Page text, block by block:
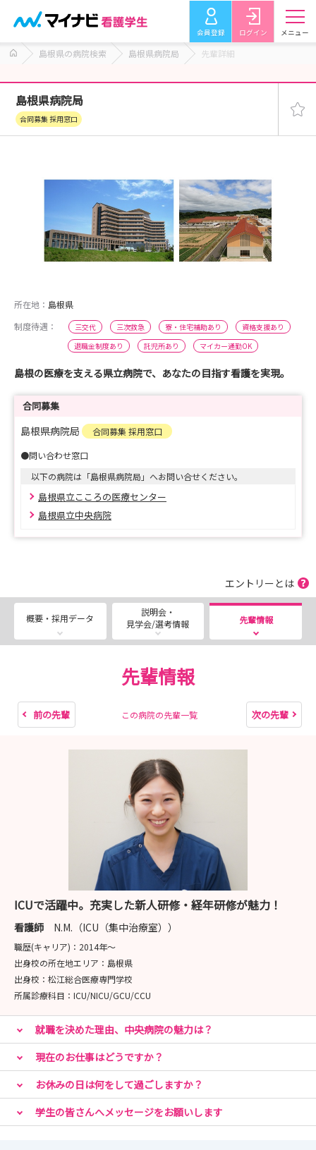
会員登録 ログイン メニュー
島根県の病院検索 島根県病院局 先輩詳細
島根県病院局
合同募集 採用窓口
所在地： 島根県
制度待遇：
三交代 三次救急 寮・住宅補助あり
資格支援あり
退職金制度あり
託児所あり マイカー通勤OK
島根の医療を支える県立病院で、あなたの目指す看護を実現。
合同募集
島根県病院局
合同募集 採用窓口
●問い合わせ窓口
以下の病院は「島根県病院局」へお問い合せください。
島根県立こころの医療センター
島根県立中央病院
エントリーとは
概要・採用データ
説明会・
見学会/選考情報
先輩情報
先輩情報
前の先輩 この病院の先輩一覧 次の先輩
ICUで活躍中。充実した新人研修・経年研修が魅力！
看護師 N.M.（ICU（集中治療室））
職歴(キャリア)： 2014年〜
出身校の所在地エリア： 島根県
出身校： 松江総合医療専門学校
所属診療科目： ICU/NICU/GCU/CCU
就職を決めた理由、中央病院の魅力は？
現在のお仕事はどうですか？
お休みの日は何をして過ごしますか？
学生の皆さんへメッセージをお願いします